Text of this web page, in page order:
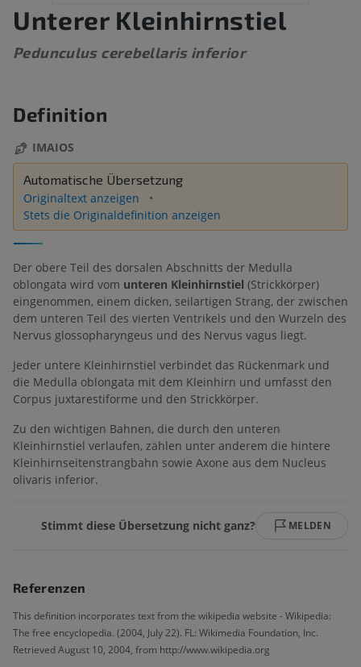
Unterer Kleinhirnstiel
Pedunculus cerebellaris inferior
Definition
IMAIOS
Automatische Übersetzung
Originaltext anzeigen
Stets die Originaldefinition anzeigen
Der obere Teil des dorsalen Abschnitts der Medulla
oblongata wird vom unteren Kleinhirnstiel (Strickkörper)
eingenommen, einem dicken, seilartigen Strang, der zwischen
dem unteren Teil des vierten Ventrikels und den Wurzeln des
Nervus glossopharyngeus und des Nervus vagus liegt.
Jeder untere Kleinhirnstiel verbindet das Rückenmark und
die Medulla oblongata mit dem Kleinhirn und umfasst den
Corpus juxtarestiforme und den Strickkörper.
Zu den wichtigen Bahnen, die durch den unteren
Kleinhirnstiel verlaufen, zählen unter anderem die hintere
Kleinhirnseitenstrangbahn sowie Axone aus dem Nucleus
olivaris inferior.
Stimmt diese Übersetzung nicht ganz? MELDEN
Referenzen
This definition incorporates text from the wikipedia website - Wikipedia:
The free encyclopedia. (2004, July 22). FL: Wikimedia Foundation, Inc.
Retrieved August 10, 2004, from http://www.wikipedia.org